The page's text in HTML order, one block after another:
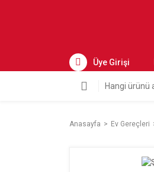
Üye Girişi
Anasayfa Ev Gereçleri